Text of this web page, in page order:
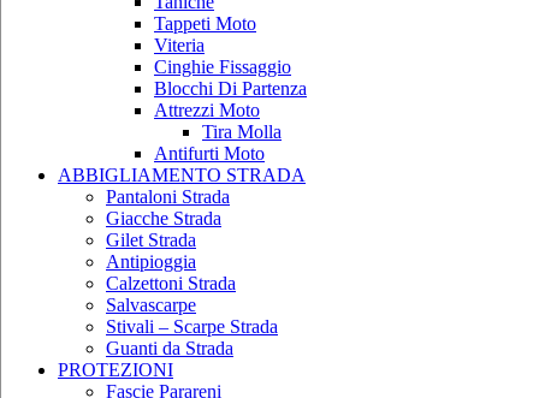
Tappeti Moto
Viteria
Cinghie Fissaggio
Blocchi Di Partenza
Attrezzi Moto
Tira Molla
Antifurti Moto
ABBIGLIAMENTO STRADA
Pantaloni Strada
Giacche Strada
Gilet Strada
Antipioggia
Calzettoni Strada
Salvascarpe
Stivali – Scarpe Strada
Guanti da Strada
PROTEZIONI
Fascie Parareni